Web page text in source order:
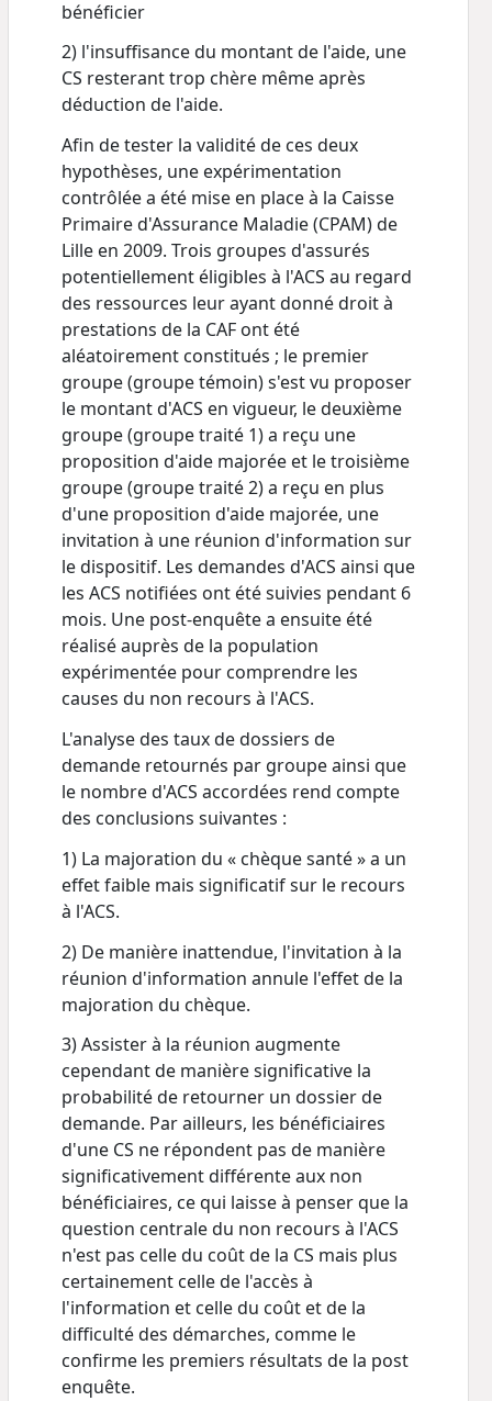
bénéficier
2) l'insuffisance du montant de l'aide, une
CS resterant trop chère même après
déduction de l'aide.
Afin de tester la validité de ces deux
hypothèses, une expérimentation
contrôlée a été mise en place à la Caisse
Primaire d'Assurance Maladie (CPAM) de
Lille en 2009. Trois groupes d'assurés
potentiellement éligibles à l'ACS au regard
des ressources leur ayant donné droit à
prestations de la CAF ont été
aléatoirement constitués ; le premier
groupe (groupe témoin) s'est vu proposer
le montant d'ACS en vigueur, le deuxième
groupe (groupe traité 1) a reçu une
proposition d'aide majorée et le troisième
groupe (groupe traité 2) a reçu en plus
d'une proposition d'aide majorée, une
invitation à une réunion d'information sur
le dispositif. Les demandes d'ACS ainsi que
les ACS notifiées ont été suivies pendant 6
mois. Une post-enquête a ensuite été
réalisé auprès de la population
expérimentée pour comprendre les
causes du non recours à l'ACS.
L'analyse des taux de dossiers de
demande retournés par groupe ainsi que
le nombre d'ACS accordées rend compte
des conclusions suivantes :
1) La majoration du « chèque santé » a un
effet faible mais significatif sur le recours
à l'ACS.
2) De manière inattendue, l'invitation à la
réunion d'information annule l'effet de la
majoration du chèque.
3) Assister à la réunion augmente
cependant de manière significative la
probabilité de retourner un dossier de
demande. Par ailleurs, les bénéficiaires
d'une CS ne répondent pas de manière
significativement différente aux non
bénéficiaires, ce qui laisse à penser que la
question centrale du non recours à l'ACS
n'est pas celle du coût de la CS mais plus
certainement celle de l'accès à
l'information et celle du coût et de la
difficulté des démarches, comme le
confirme les premiers résultats de la post
enquête.